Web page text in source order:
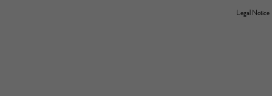
Legal Notice